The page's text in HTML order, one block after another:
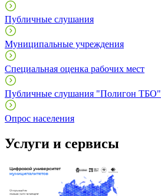
Публичные слушания
Муниципальные учреждения
Специальная оценка рабочих мест
Публичные слушания "Полигон ТБО"
Опрос населения
Услуги и сервисы